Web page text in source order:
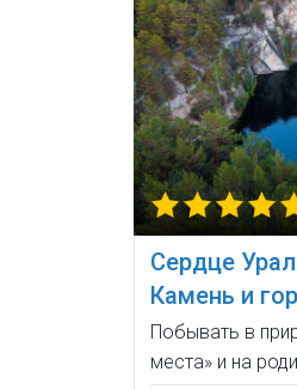
Сердце
Камень и
Побывать в
места» и на